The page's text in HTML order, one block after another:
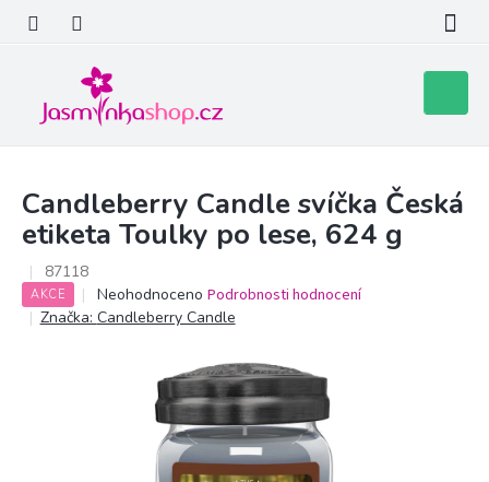
obsah
košík
Candleberry Candle svíčka Česká
etiketa Toulky po lese, 624 g
87118
AKCE
Průměrné
hodnocení
hvězdiček.
Neohodnoceno Podrobnosti hodnocení
Značka: Candleberry Candle